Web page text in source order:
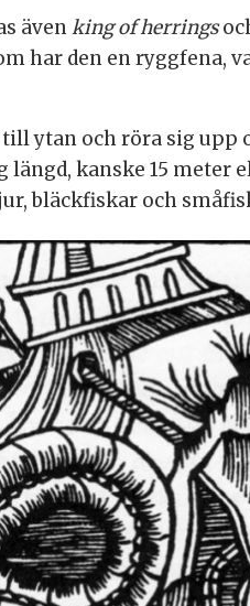
ävenking of herrings
har den en ryggfena,
ytan och röra sig
kanske 15 meter
bläckfiskar och